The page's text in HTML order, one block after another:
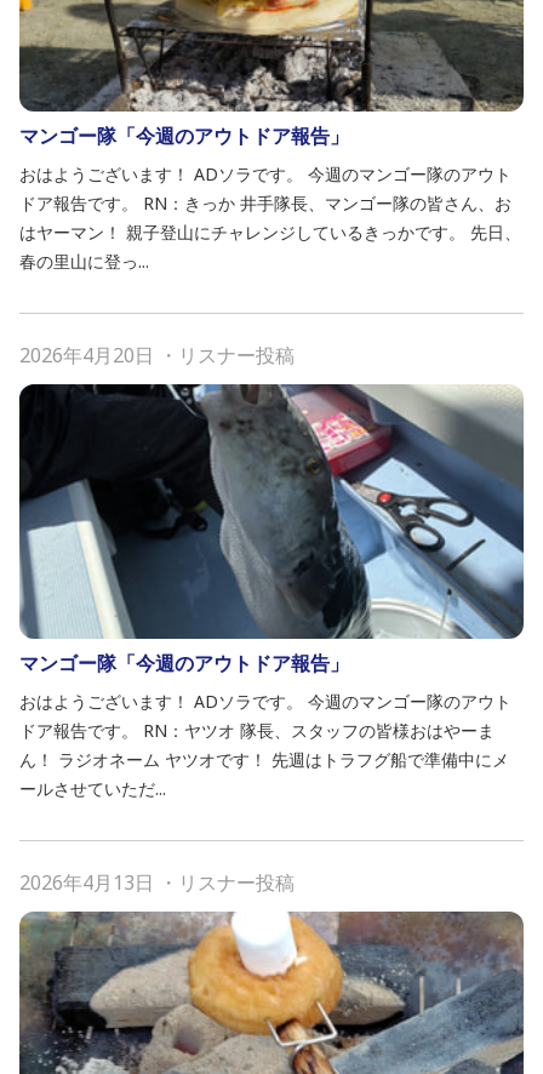
マンゴー隊「今週のアウトドア報告」
おはようございます！ ADソラです。 今週のマンゴー隊のアウト
ドア報告です。 RN：きっか 井手隊長、マンゴー隊の皆さん、お
はヤーマン！ 親子登山にチャレンジしているきっかです。 先日、
春の里山に登っ...
2026年4月20日 ・ リスナー投稿
マンゴー隊「今週のアウトドア報告」
おはようございます！ ADソラです。 今週のマンゴー隊のアウト
ドア報告です。 RN：ヤツオ 隊長、スタッフの皆様おはやーま
ん！ ラジオネーム ヤツオです！ 先週はトラフグ船で準備中にメ
ールさせていただ...
2026年4月13日 ・ リスナー投稿